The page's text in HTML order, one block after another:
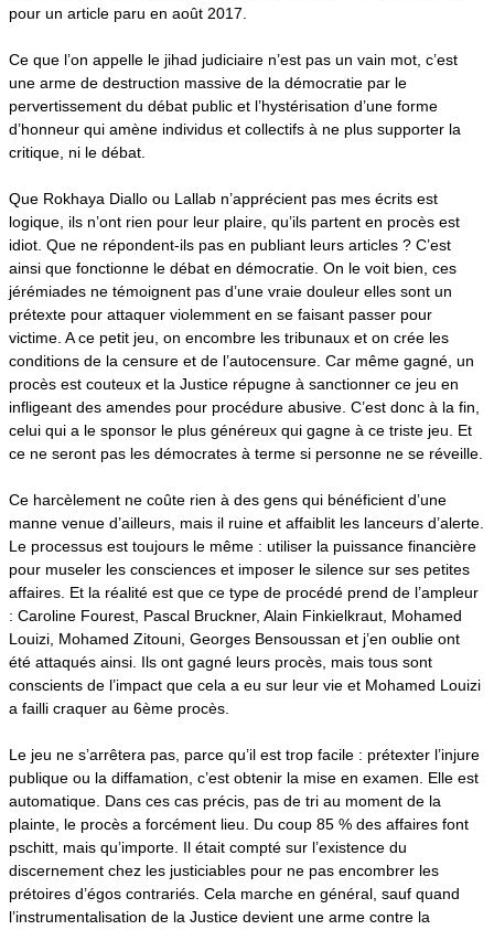
pour un article paru en août 2017.
Ce que l’on appelle le jihad judiciaire n’est pas un vain mot, c’est
une arme de destruction massive de la démocratie par le
pervertissement du débat public et l’hystérisation d’une forme
d’honneur qui amène individus et collectifs à ne plus supporter la
critique, ni le débat.
Que Rokhaya Diallo ou Lallab n’apprécient pas mes écrits est
logique, ils n’ont rien pour leur plaire, qu’ils partent en procès est
idiot. Que ne répondent-ils pas en publiant leurs articles ? C’est
ainsi que fonctionne le débat en démocratie. On le voit bien, ces
jérémiades ne témoignent pas d’une vraie douleur elles sont un
prétexte pour attaquer violemment en se faisant passer pour
victime. A ce petit jeu, on encombre les tribunaux et on crée les
conditions de la censure et de l’autocensure. Car même gagné, un
procès est couteux et la Justice répugne à sanctionner ce jeu en
infligeant des amendes pour procédure abusive. C’est donc à la fin,
celui qui a le sponsor le plus généreux qui gagne à ce triste jeu. Et
ce ne seront pas les démocrates à terme si personne ne se réveille.
Ce harcèlement ne coûte rien à des gens qui bénéficient d’une
manne venue d’ailleurs, mais il ruine et affaiblit les lanceurs d’alerte.
Le processus est toujours le même : utiliser la puissance financière
pour museler les consciences et imposer le silence sur ses petites
affaires. Et la réalité est que ce type de procédé prend de l’ampleur
: Caroline Fourest, Pascal Bruckner, Alain Finkielkraut, Mohamed
Louizi, Mohamed Zitouni, Georges Bensoussan et j’en oublie ont
été attaqués ainsi. Ils ont gagné leurs procès, mais tous sont
conscients de l’impact que cela a eu sur leur vie et Mohamed Louizi
a failli craquer au 6ème procès.
Le jeu ne s’arrêtera pas, parce qu’il est trop facile : prétexter l’injure
publique ou la diffamation, c’est obtenir la mise en examen. Elle est
automatique. Dans ces cas précis, pas de tri au moment de la
plainte, le procès a forcément lieu. Du coup 85 % des affaires font
pschitt, mais qu’importe. Il était compté sur l’existence du
discernement chez les justiciables pour ne pas encombrer les
prétoires d’égos contrariés. Cela marche en général, sauf quand
l’instrumentalisation de la Justice devient une arme contre la